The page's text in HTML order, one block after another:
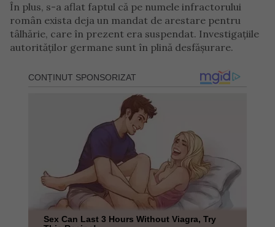
În plus, s-a aflat faptul că pe numele infractorului
român exista deja un mandat de arestare pentru
tâlhărie, care în prezent era suspendat. Investigațiile
autorităților germane sunt în plină desfășurare.